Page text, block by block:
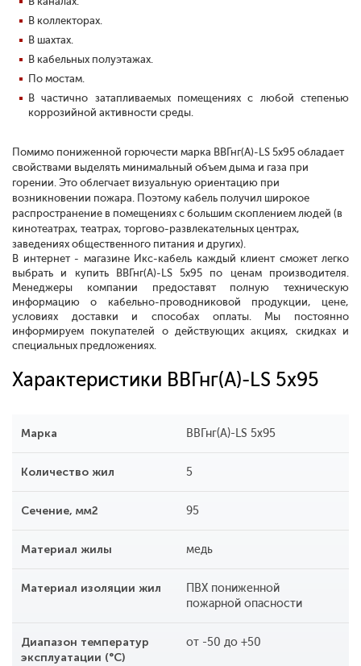
В коллекторах.
В шахтах.
В кабельных полуэтажах.
По мостам.
В частично затапливаемых помещениях с любой степенью
коррозийной активности среды.
Помимо пониженной горючести марка ВВГнг(А)-LS 5x95 обладает
свойствами выделять минимальный объем дыма и газа при
горении. Это облегчает визуальную ориентацию при
возникновении пожара. Поэтому кабель получил широкое
распространение в помещениях с большим скоплением людей (в
кинотеатрах, театрах, торгово-развлекательных центрах,
заведениях общественного питания и других).
В интернет - магазине Икс-кабель каждый клиент сможет легко
выбрать и купить ВВГнг(А)-LS 5x95 по ценам производителя.
Менеджеры компании предоставят полную техническую
информацию о кабельно-проводниковой продукции, цене,
условиях доставки и способах оплаты. Мы постоянно
информируем покупателей о действующих акциях, скидках и
специальных предложениях.
Характеристики ВВГнг(А)-LS 5x95
Марка ВВГнг(А)-LS 5x95
Количество жил 5
Сечение, мм2 95
Материал жилы медь
Материал изоляции жил
ПВХ пониженной
пожарной опасности
Диапазон температур
эксплуатации (°С)
от -50 до +50